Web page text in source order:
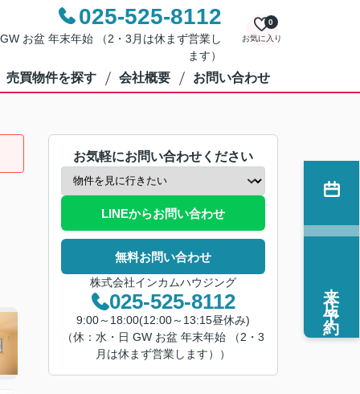
025-525-8112
お盆 年末年始 （2・3月は休まず営業し
ます）
お気に入り
0
売買物件を探す 会社概要 お問い合わせ
お気軽にお問い合わせください
LINEからお問い合わせ
無料お問い合わせ
株式会社インカムハウジング
025-525-8112
9:00～18:00(12:00～13:15昼休み)
（休：水・日 GW お盆 年末年始 （2・3
月は休まず営業します））
来店予約